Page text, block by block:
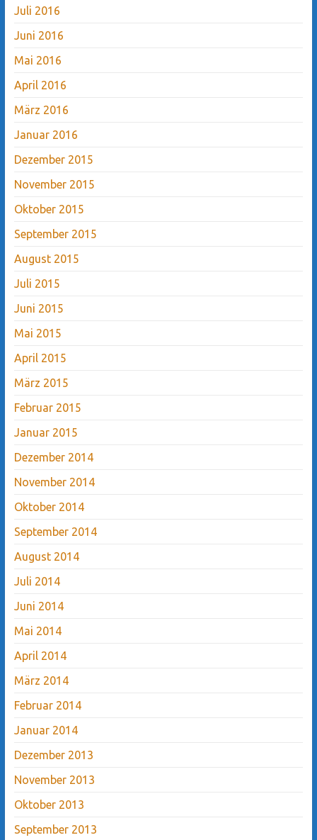
Juli 2016
Juni 2016
Mai 2016
April 2016
März 2016
Januar 2016
Dezember 2015
November 2015
Oktober 2015
September 2015
August 2015
Juli 2015
Juni 2015
Mai 2015
April 2015
März 2015
Februar 2015
Januar 2015
Dezember 2014
November 2014
Oktober 2014
September 2014
August 2014
Juli 2014
Juni 2014
Mai 2014
April 2014
März 2014
Februar 2014
Januar 2014
Dezember 2013
November 2013
Oktober 2013
September 2013